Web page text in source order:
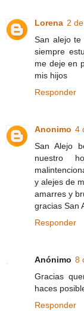
Lorena 2
San alejo
siempre
me deje en
mis hijos
Responder
Anonimo 4
San Alejo
nuestro
y alejes de
amarres y
gracias San
Responder
Anónimo 8
Gracias
haces
Responder